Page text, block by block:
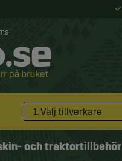
1. Välj tillverkare
och traktortillbehör